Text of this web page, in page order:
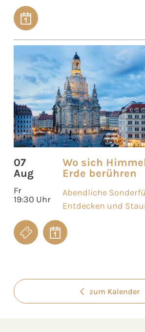
07
Aug
Fr
19:30 Uhr
Wo sich
Erde berühren
Abendliche
Entdecken und
zum Kalender